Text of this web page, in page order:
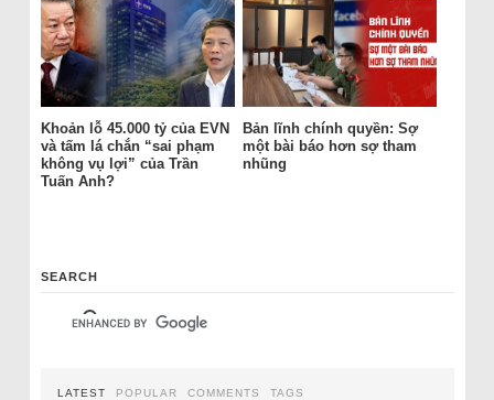
Khoản lỗ 45.000 tỷ của EVN
và tấm lá chắn “sai phạm
không vụ lợi” của Trần
Tuấn Anh?
Bản lĩnh chính quyền: Sợ
một bài báo hơn sợ tham
nhũng
SEARCH
LATEST POPULAR COMMENTS TAGS